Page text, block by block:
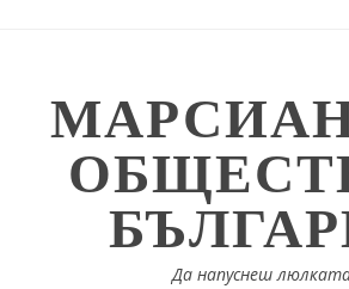
Да напуснеш